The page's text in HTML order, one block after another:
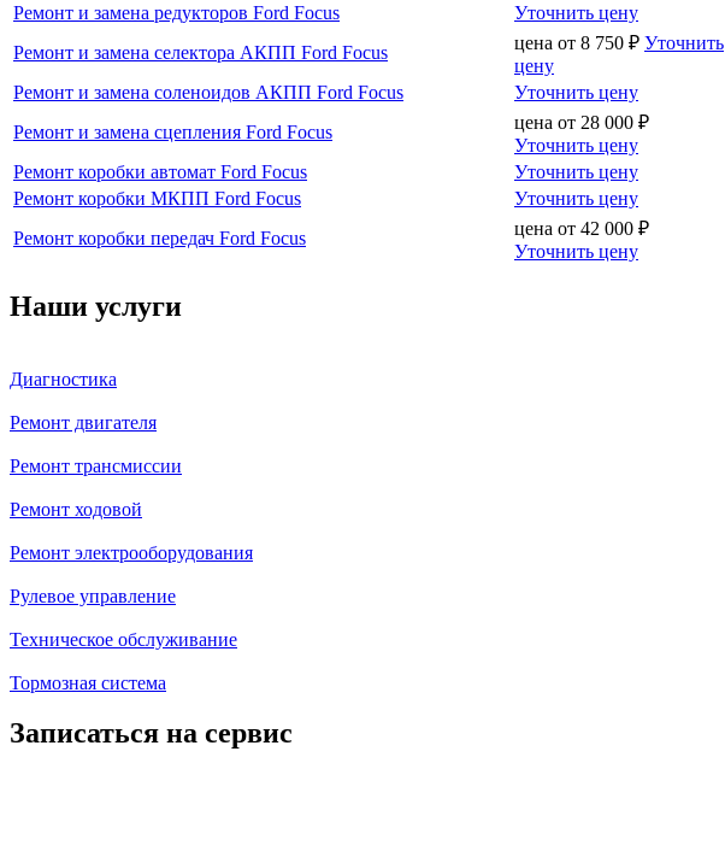
Ремонт и замена редукторов Ford Focus
Уточнить цену
Ремонт и замена селектора АКПП Ford Focus
цена от 8 750 ₽ Уточнить
цену
Ремонт и замена соленоидов АКПП Ford Focus
Уточнить цену
Ремонт и замена сцепления Ford Focus
цена от 28 000 ₽
Уточнить цену
Ремонт коробки автомат Ford Focus
Уточнить цену
Ремонт коробки МКПП Ford Focus
Уточнить цену
Ремонт коробки передач Ford Focus
цена от 42 000 ₽
Уточнить цену
Наши услуги
Диагностика
Ремонт двигателя
Ремонт трансмиссии
Ремонт ходовой
Ремонт электрооборудования
Рулевое управление
Техническое обслуживание
Тормозная система
Записаться на сервис